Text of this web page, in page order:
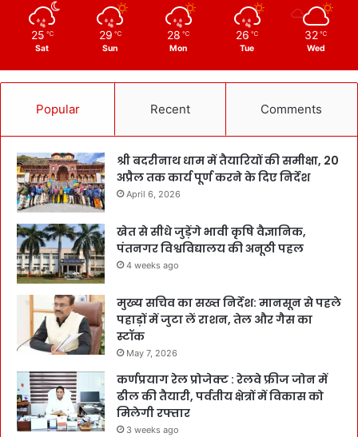
25 ℃
Sat
29 ℃
Sun
28 ℃
Mon
26 ℃
Tue
32 ℃
Wed
Popular Recent Comments
श्री बदरीनाथ धाम में तैयारियों की समीक्षा, 20
अप्रैल तक कार्य पूर्ण करने के दिए निर्देश
April 6, 2026
खेत से सीधे जुड़ेंगे भावी कृषि वैज्ञानिक,
पंतनगर विश्वविद्यालय की अनूठी पहल
4 weeks ago
मुख्य सचिव का सख्त निर्देश: मानसून से पहले
पहाड़ों में जुटा लें राशन, तेल और गैस का
स्टॉक
May 7, 2026
कर्णप्रयाग रेल प्रोजेक्ट : रेलवे फ्रीज जोन में
ढील की तैयारी, पर्वतीय क्षेत्रों में विकास को
मिलेगी रफ्तार
3 weeks ago